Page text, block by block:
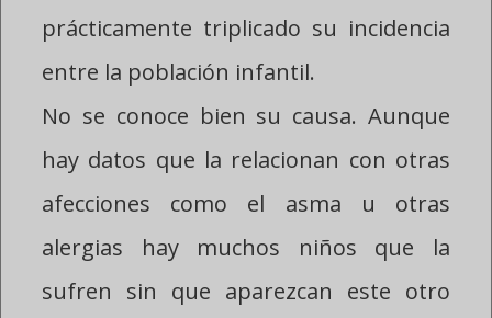
prácticamente triplicado su incidencia
entre la población infantil.
No se conoce bien su causa. Aunque
hay datos que la relacionan con otras
afecciones como el asma u otras
alergias hay muchos niños que la
sufren sin que aparezcan este otro